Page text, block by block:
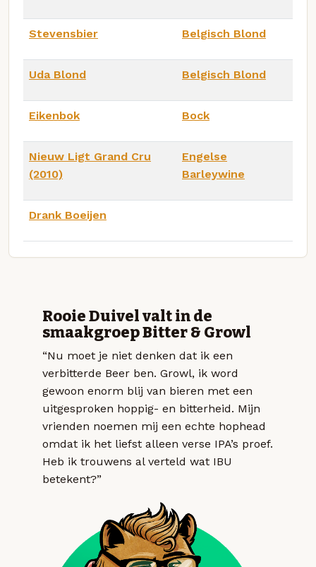
Stevensbier Belgisch Blond
Uda Blond Belgisch Blond
Eikenbok Bock
Nieuw Ligt Grand Cru
(2010)
Engelse
Barleywine
Drank Boeijen
Rooie Duivel valt in de
smaakgroep Bitter & Growl
“Nu moet je niet denken dat ik een
verbitterde Beer ben. Growl, ik word
gewoon enorm blij van bieren met een
uitgesproken hoppig- en bitterheid. Mijn
vrienden noemen mij een echte hophead
omdat ik het liefst alleen verse IPA’s proef.
Heb ik trouwens al verteld wat IBU
betekent?”